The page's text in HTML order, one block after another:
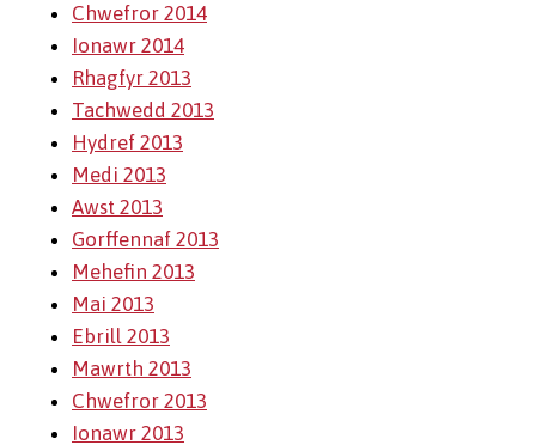
Chwefror 2014
Ionawr 2014
Rhagfyr 2013
Tachwedd 2013
Hydref 2013
Medi 2013
Awst 2013
Gorffennaf 2013
Mehefin 2013
Mai 2013
Ebrill 2013
Mawrth 2013
Chwefror 2013
Ionawr 2013